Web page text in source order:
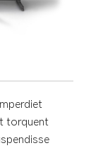
torquent